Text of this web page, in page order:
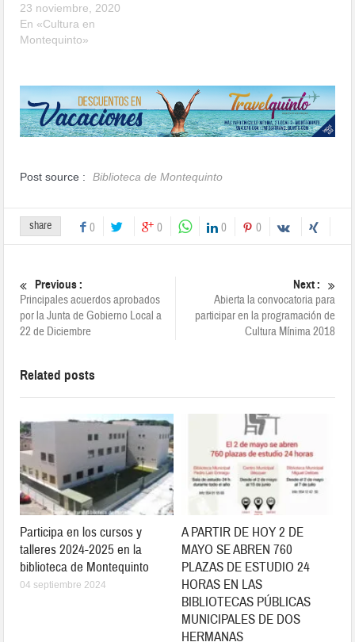
23 noviembre, 2020
En «Cultura en
Montequinto»
Post source : Biblioteca de Montequinto
share 0 0 0 0
Previous :
Principales acuerdos aprobados
por la Junta de Gobierno Local a
22 de Diciembre
Next :
Abierta la convocatoria para
participar en la programación de
Cultura Mínima 2018
Related posts
Participa en los cursos y
talleres 2024-2025 en la
biblioteca de Montequinto
04 septiembre 2024
A PARTIR DE HOY 2 DE
MAYO SE ABREN 760
PLAZAS DE ESTUDIO 24
HORAS EN LAS
BIBLIOTECAS PÚBLICAS
MUNICIPALES DE DOS
HERMANAS